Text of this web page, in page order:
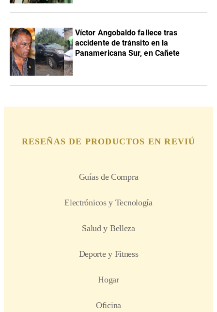
Víctor Angobaldo fallece tras
accidente de tránsito en la
Panamericana Sur, en Cañete